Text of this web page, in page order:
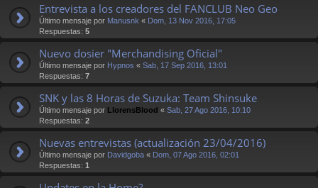
Entrevista a los creadores del FANCLUB Neo Geo
Último mensaje por Manusnk « Dom, 13 Nov 2016, 17:05
Respuestas: 5
Nuevo dosier "Merchandising Oficial"
Último mensaje por Hypnos « Sab, 17 Sep 2016, 13:01
Respuestas: 7
SNK y las 8 Horas de Suzuka: Team Shinsuke
Último mensaje por LlorensBlood « Sab, 27 Ago 2016, 10:10
Respuestas: 2
Nuevas entrevistas (actualización 23/04/2016)
Último mensaje por Davidgoba « Dom, 07 Ago 2016, 02:01
Respuestas: 1